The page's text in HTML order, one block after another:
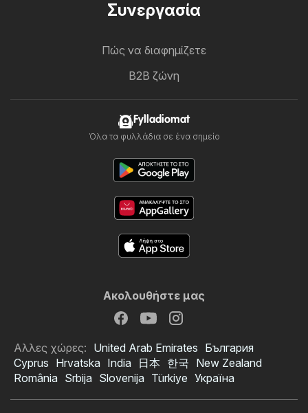
Συνεργασία
Πώς να διαφημίζετε
B2B ζώνη
Fylladiomat
Όλα τα φυλλάδια σε ένα σημείο
Ακολουθήστε μας
Αλλες χώρες: United Arab Emirates България
Cyprus Hrvatska India 日本 한국 New Zealand
România Srbija Slovenija Türkiye Україна